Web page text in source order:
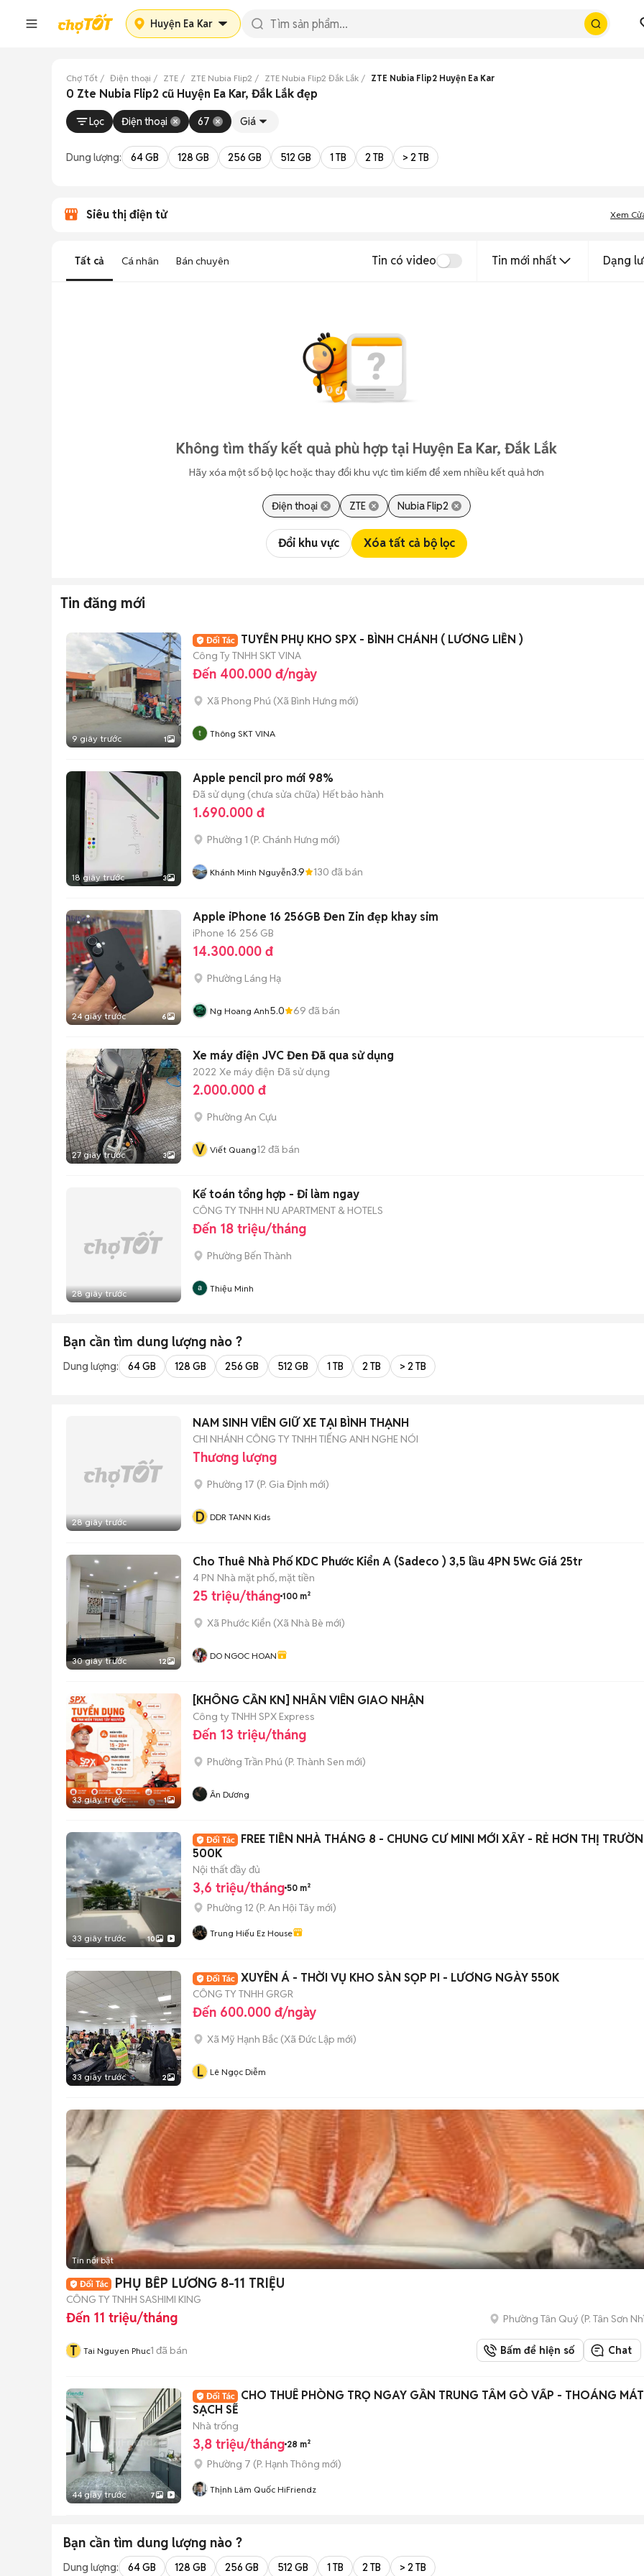
Huyện Ea Kar
Chợ Tốt Điện thoại ZTE ZTE Nubia Flip2 ZTE Nubia Flip2 Đắk Lắk ZTE Nubia Flip2 Huyện Ea Kar
0 Zte Nubia Flip2 cũ Huyện Ea Kar, Đắk Lắk đẹp
Lọc Điện thoại 67 Giá
Dung lượng: 64 GB 128 GB 256 GB 512 GB 1 TB 2 TB > 2 TB
Siêu thị điện tử Xem
Tất cả Cá nhân Bán chuyên Tin có video Tin mới nhất Dạng
Không tìm thấy kết quả phù hợp tại Huyện Ea Kar, Đắk Lắk
Hãy xóa một số bộ lọc hoặc thay đổi khu vực tìm kiếm để xem nhiều kết quả hơn
Điện thoại ZTE Nubia Flip2
Đổi khu vực Xóa tất cả bộ lọc
Tin đăng mới
9 giây trước 1
TUYỂN PHỤ KHO SPX - BÌNH CHÁNH ( LƯƠNG LIỀN )
Công Ty TNHH SKT VINA
Đến 400.000 đ/ngày
Xã Phong Phú (Xã Bình Hưng mới)
Thông SKT VINA
18 giây trước 3
Apple pencil pro mới 98%
Đã sử dụng (chưa sửa chữa) Hết bảo hành
1.690.000 đ
Phường 1 (P. Chánh Hưng mới)
Khánh Minh Nguyễn3.9 130 đã bán
24 giây trước 6
Apple iPhone 16 256GB Đen Zin đẹp khay sim
iPhone 16 256 GB
14.300.000 đ
Phường Láng Hạ
Ng Hoang Anh5.0 69 đã bán
27 giây trước 3
Xe máy điện JVC Đen Đã qua sử dụng
2022 Xe máy điện Đã sử dụng
2.000.000 đ
Phường An Cựu
V Viết Quang12 đã bán
28 giây trước
Kế toán tổng hợp - Đi làm ngay
CÔNG TY TNHH NU APARTMENT & HOTELS
Đến 18 triệu/tháng
Phường Bến Thành
Thiệu Minh
Bạn cần tìm dung lượng nào ?
Dung lượng: 64 GB 128 GB 256 GB 512 GB 1 TB 2 TB > 2 TB
28 giây trước
NAM SINH VIÊN GIỮ XE TẠI BÌNH THẠNH
CHI NHÁNH CÔNG TY TNHH TIẾNG ANH NGHE NÓI
Thương lượng
Phường 17 (P. Gia Định mới)
D DDR TANN Kids
30 giây trước 12
Cho Thuê Nhà Phố KDC Phước Kiển A (Sadeco ) 3,5 lầu 4PN 5Wc Giá 25tr
4 PN Nhà mặt phố, mặt tiền
25 triệu/tháng 100 m²
Xã Phước Kiển (Xã Nhà Bè mới)
DO NGOC HOAN
33 giây trước 1
[KHÔNG CẦN KN] NHÂN VIÊN GIAO NHẬN
Công ty TNHH SPX Express
Đến 13 triệu/tháng
Phường Trần Phú (P. Thành Sen mới)
Ân Dương
33 giây trước 10
FREE TIỀN NHÀ THÁNG 8 - CHUNG CƯ MINI MỚI XÂY - RẺ HƠN THỊ
500K
Nội thất đầy đủ
3,6 triệu/tháng 50 m²
Phường 12 (P. An Hội Tây mới)
Trung Hiếu Ez House
33 giây trước 2
XUYÊN Á - THỜI VỤ KHO SÀN SỌP PI - LƯƠNG NGÀY 550K
CÔNG TY TNHH GRGR
Đến 600.000 đ/ngày
Xã Mỹ Hạnh Bắc (Xã Đức Lập mới)
L Lê Ngọc Diễm
Tin nổi bật
PHỤ BẾP LƯƠNG 8-11 TRIỆU
CÔNG TY TNHH SASHIMI KING
Đến 11 triệu/tháng Phường Tân Quý (P. Tân Sơn
T Tai Nguyen Phuc1 đã bán Bấm để hiện số Chat
44 giây trước 7
CHO THUÊ PHÒNG TRỌ NGAY GẦN TRUNG TÂM GÒ VẤP - THOÁNG
SẠCH SẼ
Nhà trống
3,8 triệu/tháng 28 m²
Phường 7 (P. Hạnh Thông mới)
Thịnh Lâm Quốc HiFriendz
Bạn cần tìm dung lượng nào ?
Dung lượng: 64 GB 128 GB 256 GB 512 GB 1 TB 2 TB > 2 TB